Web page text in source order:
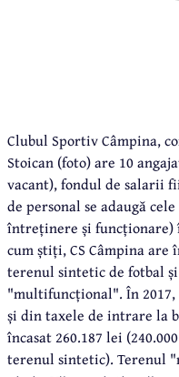
Clubul Sportiv Câmpina,
Stoican (foto) are 10
vacant), fondul de salarii
de personal se adaugă
întreținere și funcționare)
cum știți, CS Câmpina
terenul sintetic de fotbal
"multifuncțional". În
și din taxele de intrare la
încasat 260.187 lei
terenul sintetic). Terenul